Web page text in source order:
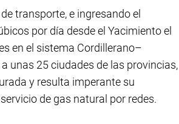
transporte, e ingresando el
por día desde el Yacimiento el
en el sistema Cordillerano–
unas 25 ciudades de las provincias,
y resulta imperante su
de gas natural por redes.